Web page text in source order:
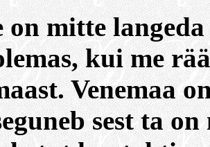
on mitte
kui me
Venemaa
sest ta